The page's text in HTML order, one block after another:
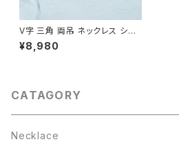
V字 三角 両吊 ネックレス シル
バー925 トライアングル 幾何学
レディース ユニセックス
¥8,980
CATAGORY
Necklace